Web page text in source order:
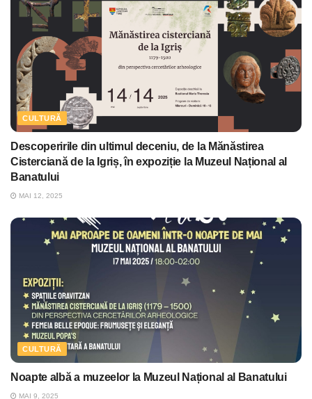
CULTURĂ
Descoperirile din ultimul deceniu, de la Mănăstirea
Cisterciană de la Igriș, în expoziție la Muzeul Național al
Banatului
MAI 12, 2025
CULTURĂ
Noapte albă a muzeelor la Muzeul Național al Banatului
MAI 9, 2025